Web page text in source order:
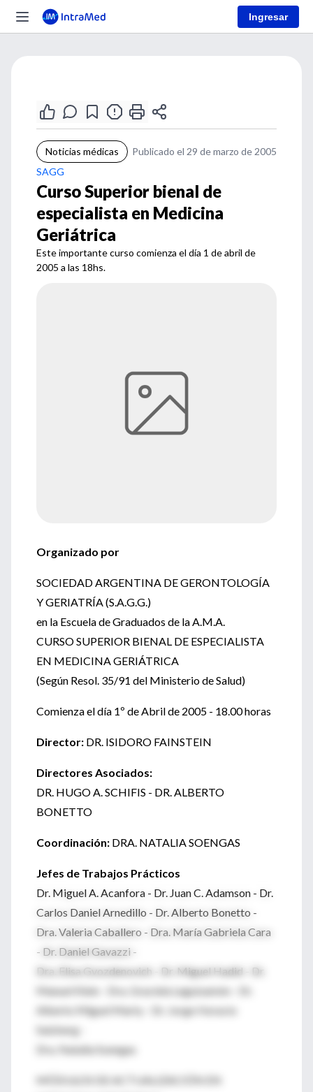
Ingresar
Noticias médicas
Publicado el 29 de marzo de 2005
SAGG
Curso Superior bienal de
especialista en Medicina
Geriátrica
Este importante curso comienza el día 1 de abril de
2005 a las 18hs.
Organizado por
SOCIEDAD ARGENTINA DE GERONTOLOGÍA
Y GERIATRÍA (S.A.G.G.)
en la Escuela de Graduados de la A.M.A.
CURSO SUPERIOR BIENAL DE ESPECIALISTA
EN MEDICINA GERIÁTRICA
(Según Resol. 35/91 del Ministerio de Salud)
Comienza el día 1º de Abril de 2005 - 18.00 horas
Director: DR. ISIDORO FAINSTEIN
Directores Asociados:
DR. HUGO A. SCHIFIS - DR. ALBERTO
BONETTO
Coordinación: DRA. NATALIA SOENGAS
Jefes de Trabajos Prácticos
Dr. Miguel A. Acanfora - Dr. Juan C. Adamson - Dr.
Carlos Daniel Arnedillo - Dr. Alberto Bonetto -
Dra. Valeria Caballero - Dra. María Gabriela Cara
- Dr. Daniel Gavazzi -
Dra. Elisa Gvozdenovich - Dr. Miguel Hadid - Dr.
Manuel Klein - Dra. Graciela Leguizamón - Dr.
Alberto Miguel Marty - Dr. Jorge Horacio
Salzberg -
Dra. Natalia Soengas
MÓDULOS DE ACTUALIZACIÓN EN